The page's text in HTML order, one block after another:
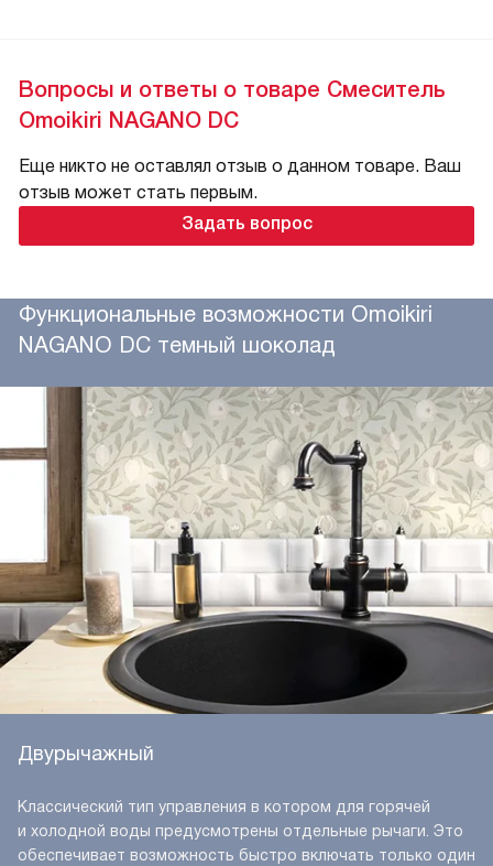
Вопросы и ответы о товаре Смеситель
Omoikiri NAGANO DC
Еще никто не оставлял отзыв о данном товаре. Ваш
отзыв может стать первым.
Задать вопрос
Функциональные возможности Omoikiri
NAGANO DC темный шоколад
Двурычажный
Классический тип управления в котором для горячей
и холодной воды предусмотрены отдельные рычаги. Это
обеспечивает возможность быстро включать только один